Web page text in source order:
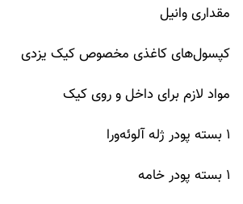
مقداری وانیل
کپسول‌های کاغذی مخصوص کیک یزدی
مواد لازم برای داخل و روی کیک
۱ بسته پودر ژله آلوئه‌ورا
۱ بسته پودر خامه